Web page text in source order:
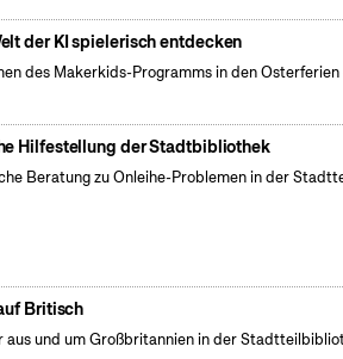
der KI spielerisch entdecken
des Makerkids-Programms in den
Hilfestellung der Stadtbibliothek
Beratung zu Onleihe-Problemen in der
Britisch
aus und um Großbritannien in der